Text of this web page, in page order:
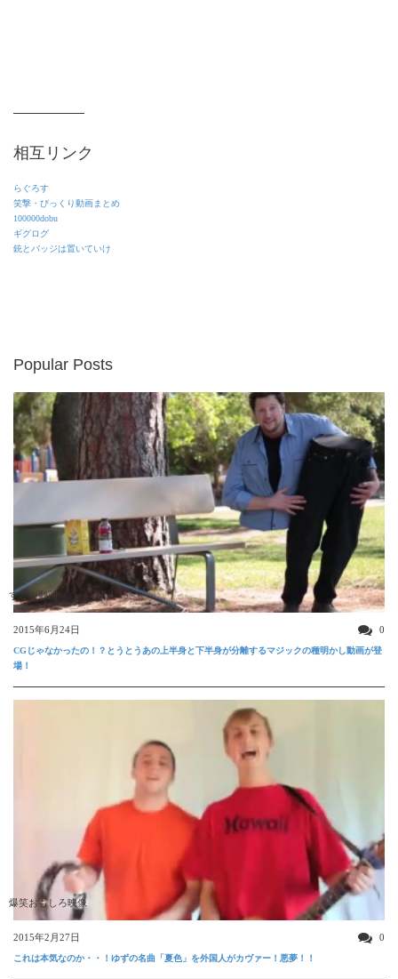
相互リンク
らぐろす
笑撃・びっくり動画まとめ
100000dobu
ギグログ
銃とバッジは置いていけ
Popular Posts
すごい動画
2015年6月24日 0
CGじゃなかったの！？とうとうあの上半身と下半身が分離するマジックの種明かし動画が登
場！
爆笑おもしろ映像
2015年2月27日 0
これは本気なのか・・！ゆずの名曲「夏色」を外国人がカヴァー！悪夢！！